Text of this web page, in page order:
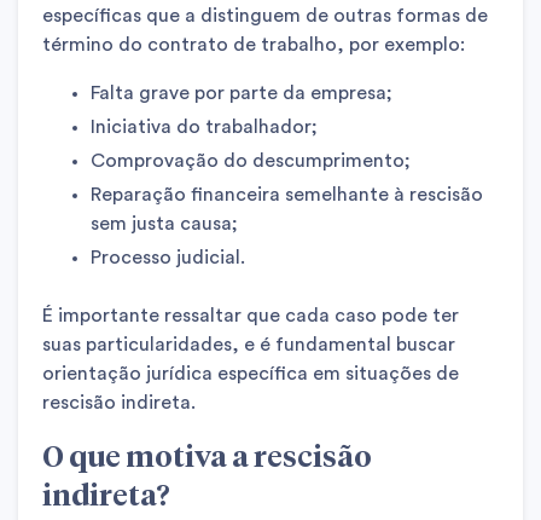
específicas que a distinguem de outras formas de
término do contrato de trabalho, por exemplo:
Falta grave por parte da empresa;
Iniciativa do trabalhador;
Comprovação do descumprimento;
Reparação financeira semelhante à rescisão
sem justa causa;
Processo judicial.
É importante ressaltar que cada caso pode ter
suas particularidades, e é fundamental buscar
orientação jurídica específica em situações de
rescisão indireta.
O que motiva a rescisão
indireta?